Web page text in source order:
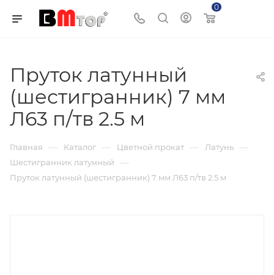
0
Пруток латунный
(шестигранник) 7 мм
Л63 п/тв 2.5 м
Главная — Каталог — Цветной прокат — Латунь —
Шестигранник латунный —
Пруток латунный (шестигранник) 7 мм Л63 п/тв 2.5 м